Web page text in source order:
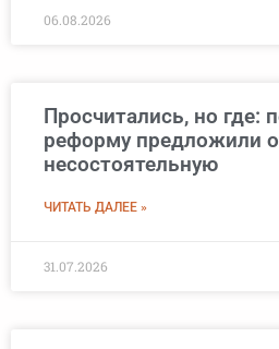
06.08.2026
Просчитались, но где:
реформу предложили
несостоятельную
ЧИТАТЬ ДАЛЕЕ »
31.07.2026